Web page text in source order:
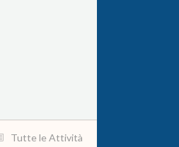
Tutte le Attività